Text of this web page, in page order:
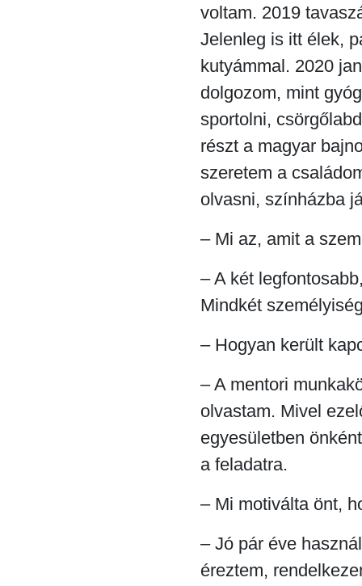
voltam. 2019
Jelenleg is itt élek,
kutyámmal. 2020
dolgozom, mint
sportolni,
részt a magyar
szeretem a
olvasni, színházba
– Mi az, amit a
– A két
Mindkét
– Hogyan került
– A mentori
olvastam. Mivel
egyesületben
a feladatra.
– Mi motiválta önt,
– Jó pár éve
éreztem,